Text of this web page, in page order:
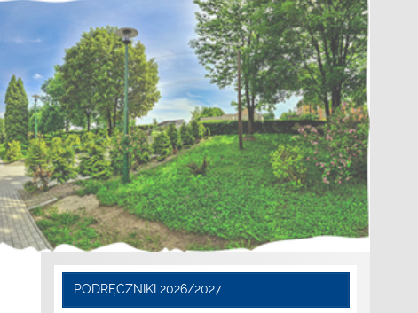
PODRĘCZNIKI 2026/2027